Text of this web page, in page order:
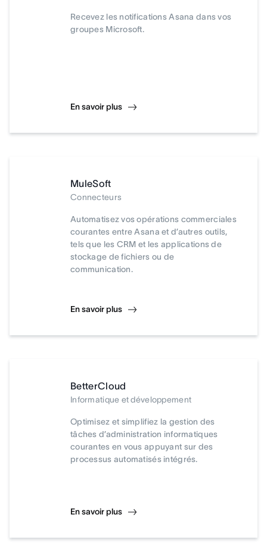
Recevez les notifications Asana dans vos
groupes Microsoft.
En savoir plus
MuleSoft
Connecteurs
Automatisez vos opérations commerciales
courantes entre Asana et d’autres outils,
tels que les CRM et les applications de
stockage de fichiers ou de
communication.
En savoir plus
BetterCloud
Informatique et développement
Optimisez et simplifiez la gestion des
tâches d’administration informatiques
courantes en vous appuyant sur des
processus automatisés intégrés.
En savoir plus